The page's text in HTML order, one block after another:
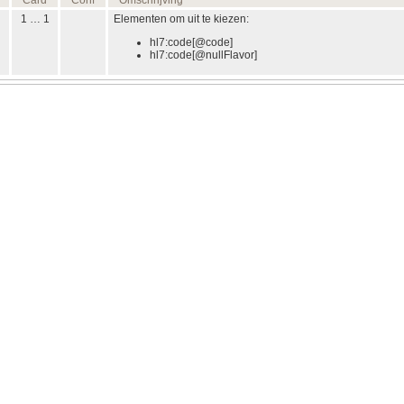
1 … 1
Elementen om uit te kiezen:
hl7:code[@code]
hl7:code[@nullFlavor]